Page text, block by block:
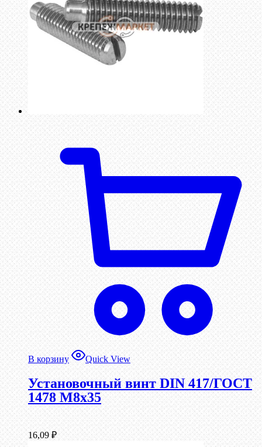
В корзину Quick View
Установочный винт DIN 417/ГОСТ
1478 М8х35
16,09 ₽